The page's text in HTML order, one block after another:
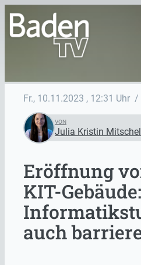
Fr., 10.11.2023 , 12:31 Uhr /
VON
Julia Kristin
Eröffnung
KIT-Gebäude:
auch